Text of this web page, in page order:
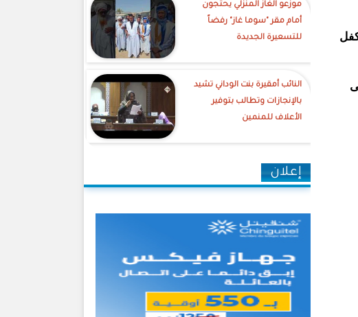
موزعو الغاز المنزلي يحتجون
أمام مقر "سوما غاز" رفضاً
للتسعيرة الجديدة
النائب أمقيرة بنت الوداني تشيد
بالإنجازات وتطالب بتوفير
الأعلاف للمنمين
إعلان